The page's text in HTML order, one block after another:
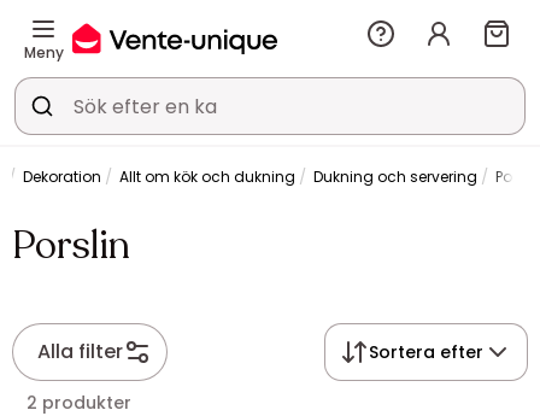
Meny
Dekoration Allt om kök och dukning Dukning och servering
Porslin
Alla filter Sortera efter
2 produkter